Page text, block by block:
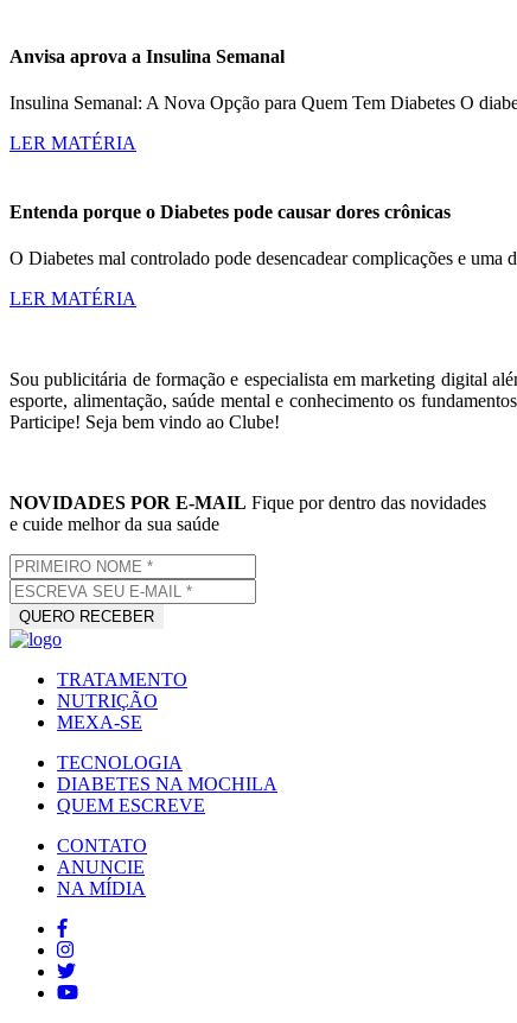
Anvisa aprova a Insulina Semanal
Insulina Semanal: A Nova Opção para Quem Tem Diabetes O
LER MATÉRIA
Entenda porque o Diabetes pode causar dores crônicas
O Diabetes mal controlado pode desencadear complicações e
LER MATÉRIA
Sou publicitária de formação e especialista em marketing digital
esporte, alimentação, saúde mental e conhecimento os
Participe! Seja bem vindo ao Clube!
NOVIDADES POR E-MAIL Fique por dentro das novidades
e cuide melhor da sua saúde
TRATAMENTO
NUTRIÇÃO
MEXA-SE
TECNOLOGIA
DIABETES NA MOCHILA
QUEM ESCREVE
CONTATO
ANUNCIE
NA MÍDIA